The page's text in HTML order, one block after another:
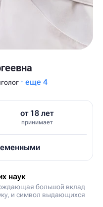
· еще 4
от 18 лет
принимает
наук
большой вклад
и символ выдающихся